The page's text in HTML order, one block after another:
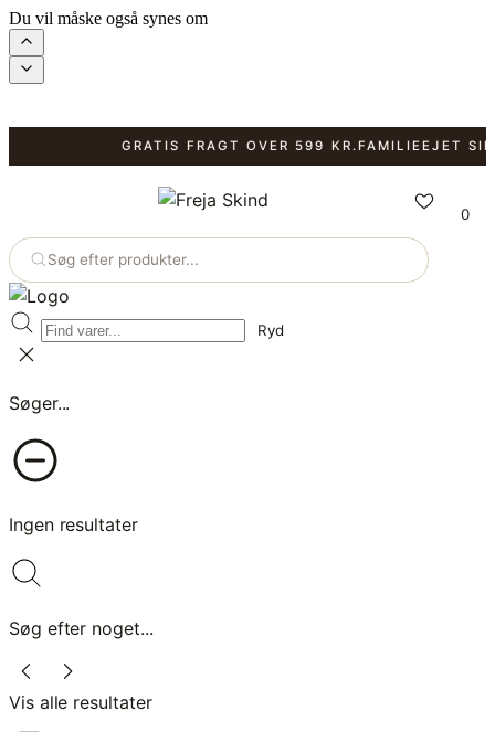
Du vil måske også synes om
GRATIS FRAGT OVER 599 KR.FAMILIEEJET
Søg efter produkter...
Ryd
Søger...
Ingen resultater
Søg efter noget...
Vis alle resultater
0